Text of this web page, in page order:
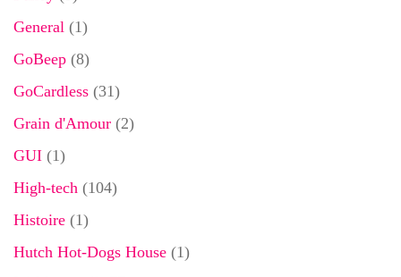
General (1)
GoBeep (8)
GoCardless (31)
Grain d'Amour (2)
GUI (1)
High-tech (104)
Histoire (1)
Hutch Hot-Dogs House (1)